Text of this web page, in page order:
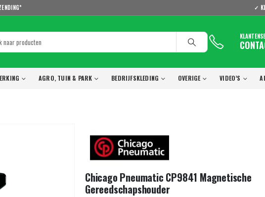
✓
AGRO, TUIN & PARK BEDRIJFSKLEDING OVERIGE VIDEO’S
Chicago Pneumatic CP9841 Magnetische
Gereedschapshouder